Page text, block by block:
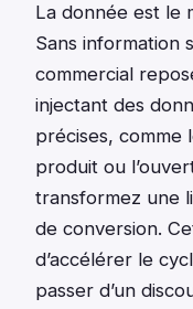
La donnée est le
Sans information
commercial
injectant des
précises, comme
produit ou
transformez une
de conversion.
d’accélérer le
passer d’un